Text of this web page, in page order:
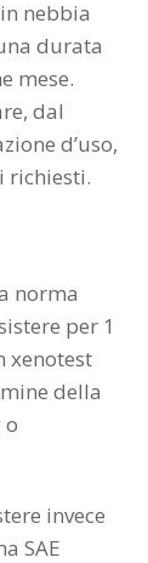
nebbia
durata
mese.
dal
d’uso,
richiesti.
norma
per 1
xenotest
della
o
invece
SAE